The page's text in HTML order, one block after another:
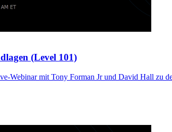
(Level 101)
Webinar mit Tony Forman Jr und David Hall zu